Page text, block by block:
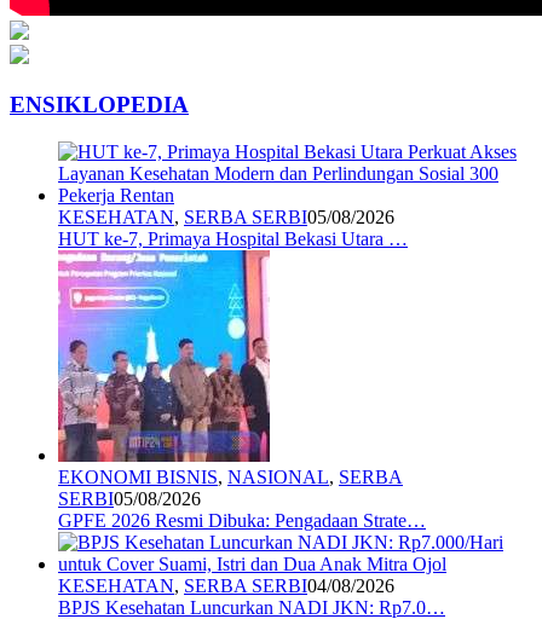
ENSIKLOPEDIA
KESEHATAN, SERBA SERBI05/08/2026
HUT ke-7, Primaya Hospital Bekasi Utara …
EKONOMI BISNIS, NASIONAL, SERBA
SERBI05/08/2026
GPFE 2026 Resmi Dibuka: Pengadaan Strate…
KESEHATAN, SERBA SERBI04/08/2026
BPJS Kesehatan Luncurkan NADI JKN: Rp7.0…